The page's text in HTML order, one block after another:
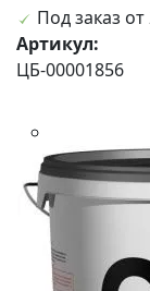
Под заказ от
Артикул:
ЦБ-00001856